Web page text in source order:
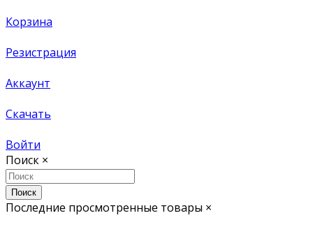
Корзина
Резистрация
Аккаунт
Скачать
Войти
Поиск ×
Поиск
Последние просмотренные товары ×